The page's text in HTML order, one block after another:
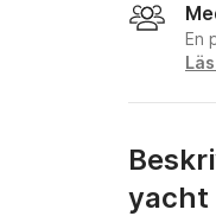
En
yacht